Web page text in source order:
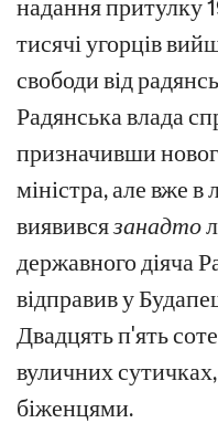
надання притулку
тисячі угорців
свободи від
Радянська влада
призначивши
міністра, але вже в
виявивсязанадто
державного діяча
відправив у
Двадцять п'ять
вуличних
біженцями.